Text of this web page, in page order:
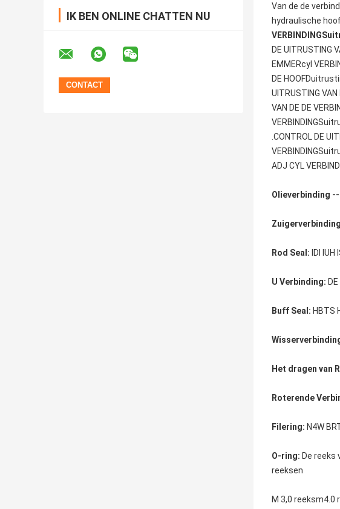
IK BEN ONLINE CHATTEN NU
Van de de
hydraulische
DE UITRUSTING
EMMERcyl
DE
UITRUSTING
VAN DE DE
.CONTROL DE
ADJ CYL
Olieverbinding --
Rod Seal: IDI IUH
U Verbinding: DE
Buff Seal: HBTS
Het dragen van
Roterende
Filering: N4W
O-ring: De reeks
reeksen
M 3,0 reeksm4.0